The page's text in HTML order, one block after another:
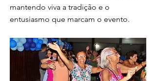
mantendo viva a tradição e o
entusiasmo que marcam o evento.